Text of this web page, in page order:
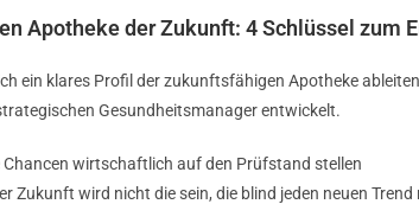
Apotheke der Zukunft: 4 Schlüssel zum
ein klares Profil der zukunftsfähigen Apotheke
Gesundheitsmanager entwickelt.
Chancen wirtschaftlich auf den Prüfstand stellen
Zukunft wird nicht die sein, die blind jeden neuen